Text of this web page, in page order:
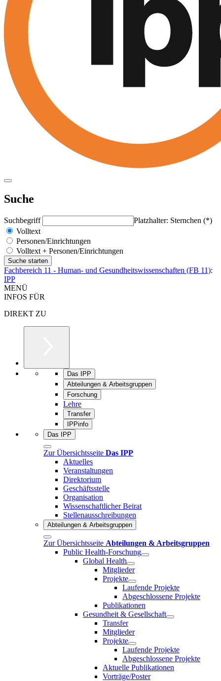
Suche
Suchbegriff
Platzhalter: Sternchen (*)
Volltext
Personen/Einrichtungen
Volltext + Personen/Einrichtungen
Fachbereich 11 - Human- und Gesundheitswissenschaften (FB 11):
IPP
MENÜ
INFOS FÜR
DIREKT ZU
Das IPP
Abteilungen & Arbeitsgruppen
Forschung
Lehre
Transfer
IPPinfo
Das IPP
Zur Übersichtsseite Das IPP
Aktuelles
Veranstaltungen
Direktorium
Geschäftsstelle
Organisation
Wissenschaftlicher Beirat
Stellenausschreibungen
Abteilungen & Arbeitsgruppen
Zur Übersichtsseite Abteilungen & Arbeitsgruppen
Public Health-Forschung
Global Health
Mitglieder
Projekte
Laufende Projekte
Abgeschlossene Projekte
Publikationen
Gesundheit & Gesellschaft
Transfer
Mitglieder
Projekte
Laufende Projekte
Abgeschlossene Projekte
Aktuelle Publikationen
Vorträge/Poster